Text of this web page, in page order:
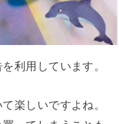
利用しています。
楽しいですよね。